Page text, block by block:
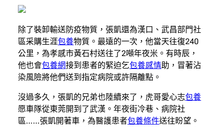
除了裝卸輸送防疫物質，張凱還為漢口、武昌部門社
區采購生涯包養物質。最遠的一次，他當天往復240
公里，為孝感市黃石村送往了2噸年夜米。有時辰，
他也會包養網接到患者的緊迫乞包養感情助，冒著沾
染風險將他們送到指定病院或許隔離點。
沒過多久，張凱的兄弟也陸續來了，虎哥愛心志包養
愿車隊從東莞開到了武漢。年夜街冷巷、病院社
區……張凱開著車，為醫護患者包養條件送往盼望。